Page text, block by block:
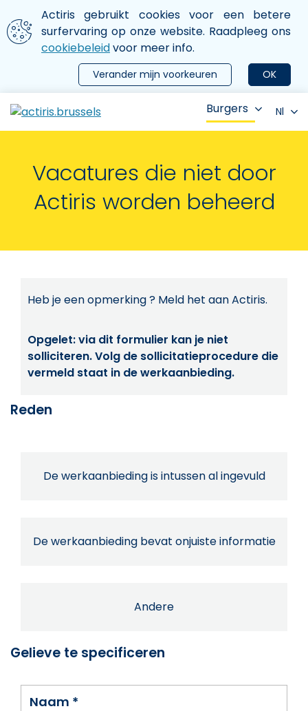
Aller au contenu principal
We gebruiken cookies
Actiris gebruikt cookies voor een betere
surfervaring op onze website. Raadpleeg ons
cookiebeleidvoor meer info.
OK
Verander mijn voorkeuren
le menu
Burgers Nl
Vacatures die niet door
Actiris worden beheerd
Heb je een opmerking ? Meld het aan Actiris.
Opgelet: via dit formulier kan je niet
solliciteren. Volg de sollicitatieprocedure die
vermeld staat in de werkaanbieding.
Reden
De werkaanbieding is intussen al ingevuld
De werkaanbieding bevat onjuiste informatie
Andere
Gelieve te specificeren
Naam *